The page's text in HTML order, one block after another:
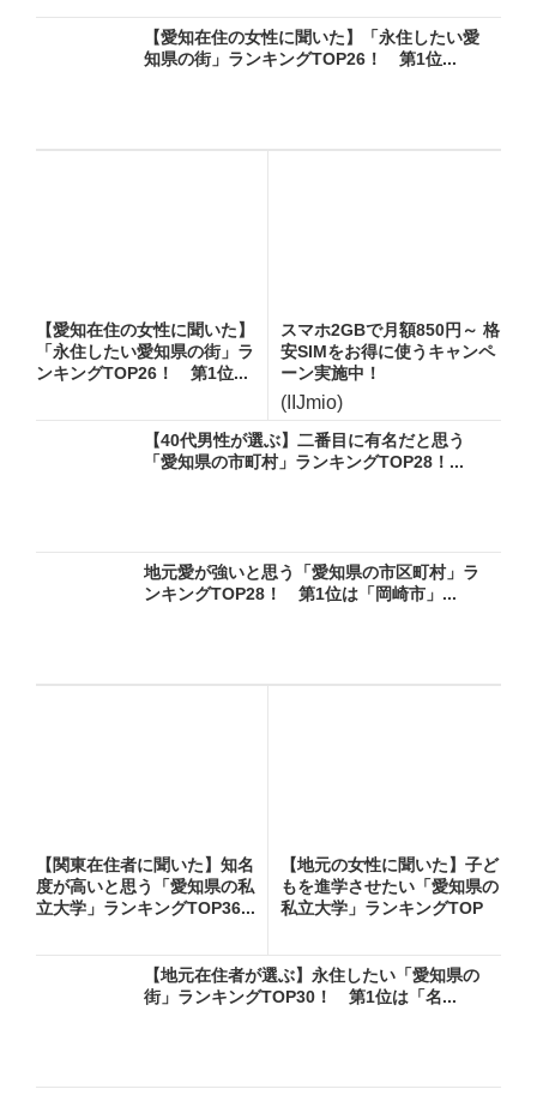
【愛知在住の女性に聞いた】「永住したい愛
知県の街」ランキングTOP26！ 第1位...
【愛知在住の女性に聞いた】
「永住したい愛知県の街」ラ
ンキングTOP26！ 第1位...
スマホ2GBで月額850円～ 格
安SIMをお得に使うキャンペ
ーン実施中！
(IIJmio)
【40代男性が選ぶ】二番目に有名だと思う
「愛知県の市町村」ランキングTOP28！...
地元愛が強いと思う「愛知県の市区町村」ラ
ンキングTOP28！ 第1位は「岡崎市」...
【関東在住者に聞いた】知名
度が高いと思う「愛知県の私
立大学」ランキングTOP36...
【地元の女性に聞いた】子ど
もを進学させたい「愛知県の
私立大学」ランキングTOP
【地元在住者が選ぶ】永住したい「愛知県の
街」ランキングTOP30！ 第1位は「名...